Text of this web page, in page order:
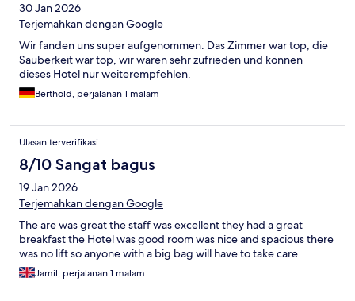
30 Jan 2026
Terjemahkan dengan Google
Wir fanden uns super aufgenommen. Das Zimmer war top, die
Sauberkeit war top, wir waren sehr zufrieden und können
dieses Hotel nur weiterempfehlen.
Berthold, perjalanan 1 malam
Ulasan terverifikasi
8/10 Sangat bagus
19 Jan 2026
Terjemahkan dengan Google
The are was great the staff was excellent they had a great
breakfast the Hotel was good room was nice and spacious there
was no lift so anyone with a big bag will have to take care
Jamil, perjalanan 1 malam